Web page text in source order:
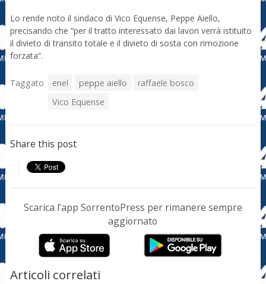
Lo rende noto il sindaco di Vico Equense, Peppe Aiello,
precisando che “per il tratto interessato dai lavori verrà istituito
il divieto di transito totale e il divieto di sosta con rimozione
forzata”.
Taggato enel peppe aiello
raffaele bosco
Vico Equense
Share this post
Scarica l’app SorrentoPress per rimanere sempre
aggiornato
Articoli correlati